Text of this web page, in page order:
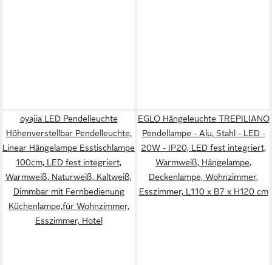
oyajia LED Pendelleuchte
Höhenverstellbar Pendelleuchte,
Linear Hängelampe Esstischlampe
100cm, LED fest integriert,
Warmweiß, Naturweiß, Kaltweiß,
Dimmbar mit Fernbedienung
Küchenlampe,für Wohnzimmer,
Esszimmer, Hotel
EGLO Hängeleuchte TREPILIANO
Pendellampe - Alu, Stahl - LED -
20W - IP20, LED fest integriert,
Warmweiß, Hängelampe,
Deckenlampe, Wohnzimmer,
Esszimmer, L110 x B7 x H120 cm